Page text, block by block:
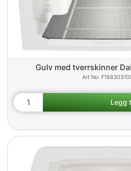
Gulv med tverrskinner